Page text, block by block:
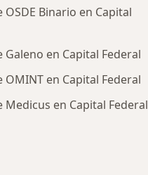
Binario en Capital
en Capital Federal
en Capital Federal
Medicus en Capital Federal